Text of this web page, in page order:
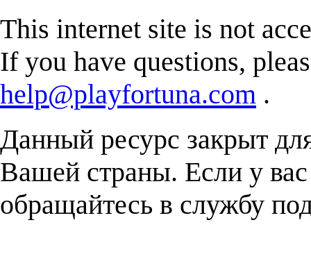
This internet site is not
If you have questions,
help@playfortuna.com .
Данный ресурс закрыт
Вашей страны. Если у
обращайтесь в службу